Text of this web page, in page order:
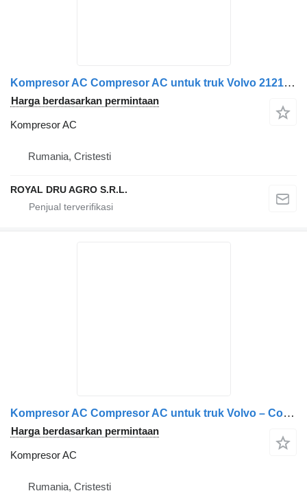
Kompresor AC Compresor AC untuk truk Volvo 21213108 / 21213088 / 20906108 / 21147355 / 2112430-18
Harga berdasarkan permintaan
Kompresor AC
Rumania, Cristesti
ROYAL DRU AGRO S.R.L.
Kompresor AC Compresor AC untuk truk Volvo – Coduri: 21213108, 21213088, 20906108, 21147355, 2112430
Harga berdasarkan permintaan
Kompresor AC
Rumania, Cristesti